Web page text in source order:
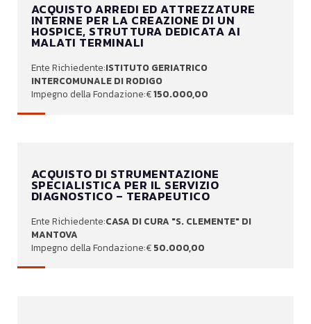
ACQUISTO ARREDI ED ATTREZZATURE
INTERNE PER LA CREAZIONE DI UN
HOSPICE, STRUTTURA DEDICATA AI
MALATI TERMINALI
ISTITUTO GERIATRICO
INTERCOMUNALE DI RODIGO
150.000,00
ACQUISTO DI STRUMENTAZIONE
SPECIALISTICA PER IL SERVIZIO
DIAGNOSTICO – TERAPEUTICO
CASA DI CURA "S. CLEMENTE" DI
MANTOVA
50.000,00